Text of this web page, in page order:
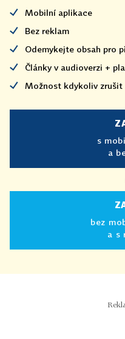
Mobilní aplikace
Bez reklam
Odemykejte obsah pro
Články v audioverzi +
Možnost kdykoliv zrušit
s
a
bez
a s